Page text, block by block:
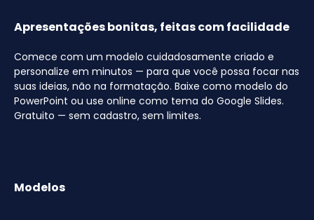
Apresentações bonitas, feitas com facilidade
Comece com um modelo cuidadosamente criado e
personalize em minutos — para que você possa focar nas
suas ideias, não na formatação. Baixe como modelo do
PowerPoint ou use online como tema do Google Slides.
Gratuito — sem cadastro, sem limites.
Modelos